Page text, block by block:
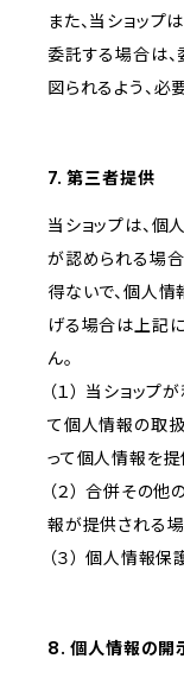
また、当ショッ
委託する場合は
図られるよう、必
7. 第三者提供
当ショップは、
が認められる場
得ないで、個人情
げる場合は上記
ん。
（１） 当ショッ
て個人情報の取
って個人情報を
（２） 合併その
報が提供される
（３） 個人情報
8. 個人情報の開